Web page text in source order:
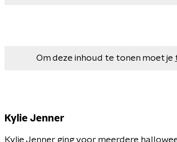
Om deze inhoud te tonen moet je
Kylie Jenner
Kylie Jenner ging voor meerdere